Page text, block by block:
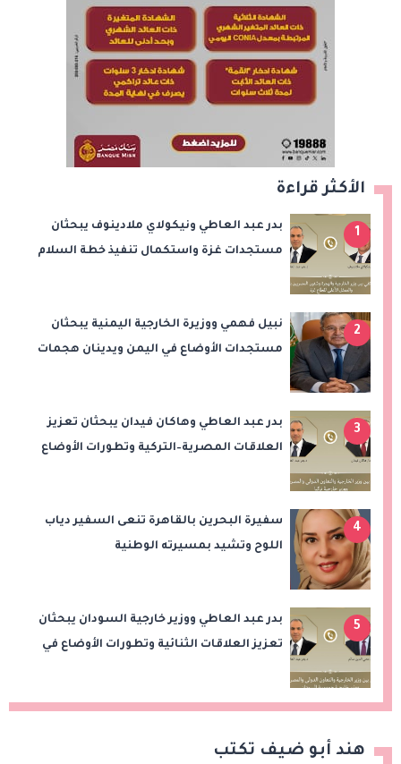
الأكثر قراءة
1
بدر عبد العاطي ونيكولاي ملادينوف يبحثان
مستجدات غزة واستكمال تنفيذ خطة السلام
2
نبيل فهمي ووزيرة الخارجية اليمنية يبحثان
مستجدات الأوضاع في اليمن ويدينان هجمات
3
بدر عبد العاطي وهاكان فيدان يبحثان تعزيز
العلاقات المصرية–التركية وتطورات الأوضاع
4
سفيرة البحرين بالقاهرة تنعى السفير دياب
اللوح وتشيد بمسيرته الوطنية
5
بدر عبد العاطي ووزير خارجية السودان يبحثان
تعزيز العلاقات الثنائية وتطورات الأوضاع في
هند أبو ضيف تكتب